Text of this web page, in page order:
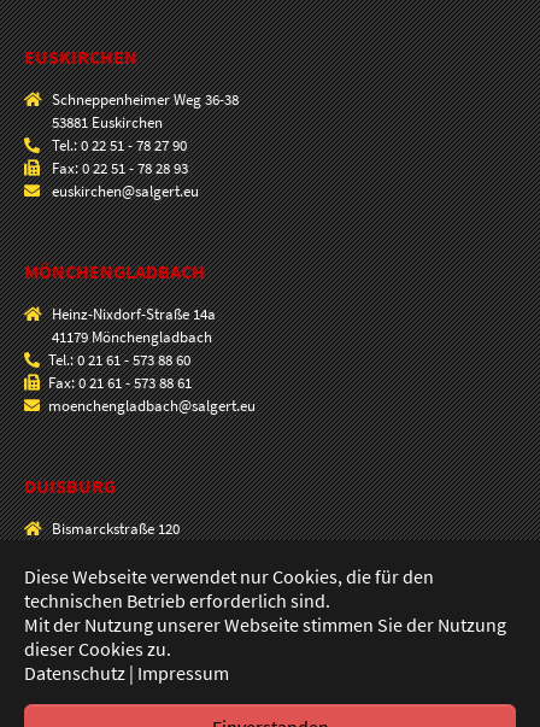
Diese Webseite verwendet nur Cookies, die für den
technischen Betrieb erforderlich sind.
Mit der Nutzung unserer Webseite stimmen Sie der Nutzung
dieser Cookies zu.
Datenschutz | Impressum
EUSKIRCHEN
Schneppenheimer Weg 36-38
53881 Euskirchen
Tel.: 0 22 51 - 78 27 90
Fax: 0 22 51 - 78 28 93
euskirchen@salgert.eu
MÖNCHENGLADBACH
Heinz-Nixdorf-Straße 14a
41179 Mönchengladbach
Tel.: 0 21 61 - 573 88 60
Fax: 0 21 61 - 573 88 61
moenchengladbach@salgert.eu
DUISBURG
Bismarckstraße 120
Tel.: 0203 - 33 00 90
Fax: 0203 - 33 69 80
duisburg@salgert.eu
© 2014–2026 Salgert GmbH,
Impressum
Datenschutz